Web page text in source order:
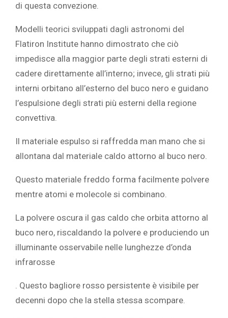
di questa convezione.
Modelli teorici sviluppati dagli astronomi del
Flatiron Institute hanno dimostrato che ciò
impedisce alla maggior parte degli strati esterni di
cadere direttamente all’interno; invece, gli strati più
interni orbitano all’esterno del buco nero e guidano
l’espulsione degli strati più esterni della regione
convettiva.
Il materiale espulso si raffredda man mano che si
allontana dal materiale caldo attorno al buco nero.
Questo materiale freddo forma facilmente polvere
mentre atomi e molecole si combinano.
La polvere oscura il gas caldo che orbita attorno al
buco nero, riscaldando la polvere e produciendo un
illuminante osservabile nelle lunghezze d’onda
infrarosse
. Questo bagliore rosso persistente è visibile per
decenni dopo che la stella stessa scompare.